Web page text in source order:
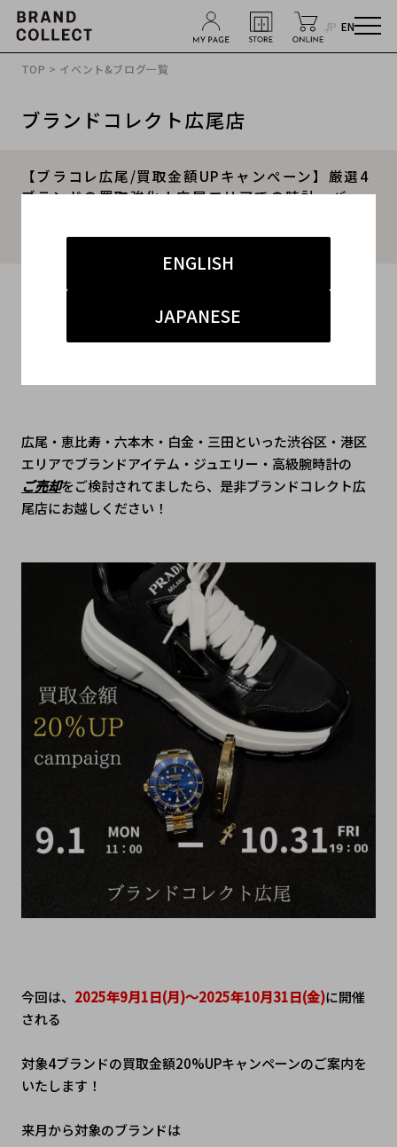
JP EN
ENGLISH
JAPANESE
TOP > イベント&ブログ一覧
ブランドコレクト広尾店
【ブラコレ広尾/買取金額UPキャンペーン】厳選4
ブランドの買取強化！広尾エリアでの時計・バッ
をご紹介いたします！
2025.09.01
#買取 #広尾 ハイブランド
広尾・恵比寿・六本木・白金・三田といった渋谷区・港区
エリアでブランドアイテム・ジュエリー・高級腕時計の
ご売却をご検討されてましたら、是非ブランドコレクト広
尾店にお越しください！
今回は、 2025年9月1日(月)～2025年10月31日(金)に開催
される
対象4ブランドの買取金額20%UPキャンペーンのご案内を
いたします！
来月から対象のブランドは